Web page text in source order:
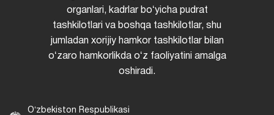
organlari, kadrlar boʻyicha pudrat
tashkilotlari va boshqa tashkilotlar, shu
jumladan xorijiy hamkor tashkilotlar bilan
oʻzaro hamkorlikda oʻz faoliyatini amalga
oshiradi.
Oʻzbekiston Respublikasi